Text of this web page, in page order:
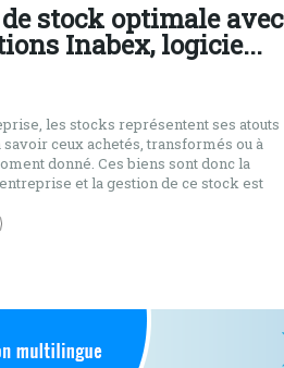
stock optimale avec
Inabex, logicie...
les stocks représentent ses atouts
savoir ceux achetés, transformés ou à
donné. Ces biens sont donc la
et la gestion de ce stock est
stock est de limiter l’impact financier